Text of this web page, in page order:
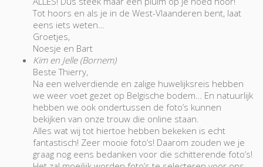
Tot hoors en als je in de West-Vlaanderen bent, laat
eens iets weten…
Groetjes,
Noesje en Bart
Kim en Jelle (Bornem)
Beste Thierry,
Na een welverdiende en zalige huwelijksreis hebben
we weer voet gezet op Belgische bodem… En natuurlijk
hebben we ook ondertussen de foto’s kunnen
bekijken van onze trouw die online staan.
Alles wat wij tot hiertoe hebben bekeken is echt
fantastisch! Zeer mooie foto’s! Daarom zouden we je
graag nog eens bedanken voor die schitterende foto’s!